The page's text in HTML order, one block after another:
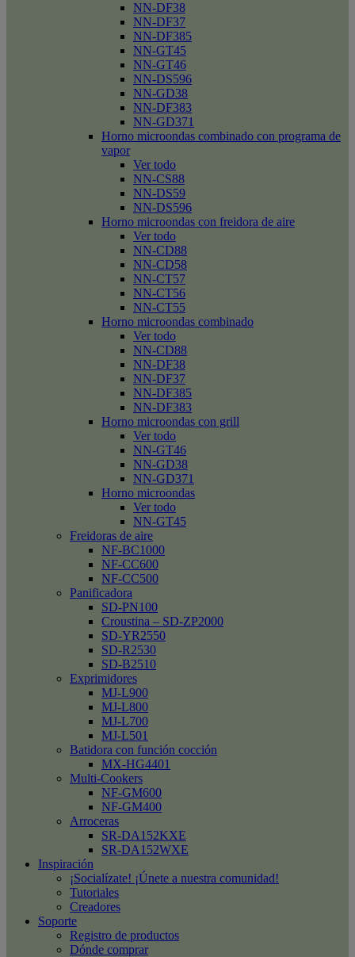
NN-DF38
NN-DF37
NN-DF385
NN-GT45
NN-GT46
NN-DS596
NN-GD38
NN-DF383
NN-GD371
Horno microondas combinado con programa de
vapor
Ver todo
NN-CS88
NN-DS59
NN-DS596
Horno microondas con freidora de aire
Ver todo
NN-CD88
NN-CD58
NN-CT57
NN-CT56
NN-CT55
Horno microondas combinado
Ver todo
NN-CD88
NN-DF38
NN-DF37
NN-DF385
NN-DF383
Horno microondas con grill
Ver todo
NN-GT46
NN-GD38
NN-GD371
Horno microondas
Ver todo
NN-GT45
Freidoras de aire
NF-BC1000
NF-CC600
NF-CC500
Panificadora
SD-PN100
Croustina – SD-ZP2000
SD-YR2550
SD-R2530
SD-B2510
Exprimidores
MJ-L900
MJ-L800
MJ-L700
MJ-L501
Batidora con función cocción
MX-HG4401
Multi-Cookers
NF-GM600
NF-GM400
Arroceras
SR-DA152KXE
SR-DA152WXE
Inspiración
¡Socialízate! ¡Únete a nuestra comunidad!
Tutoriales
Creadores
Soporte
Registro de productos
Dónde comprar